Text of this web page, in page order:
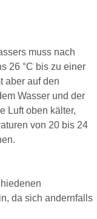
muss nach
26 °C bis zu einer
aber auf den
Wasser und der
Luft oben kälter,
von 20 bis 24
da sich andernfalls